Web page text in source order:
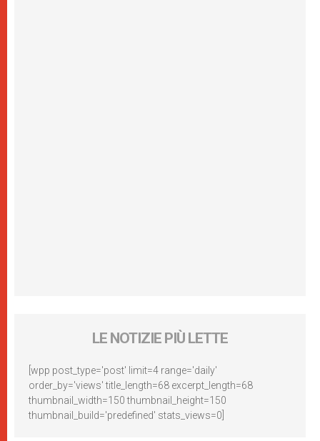
LE NOTIZIE PIÙ LETTE
[wpp post_type='post' limit=4 range='daily'
order_by='views' title_length=68 excerpt_length=68
thumbnail_width=150 thumbnail_height=150
thumbnail_build='predefined' stats_views=0]